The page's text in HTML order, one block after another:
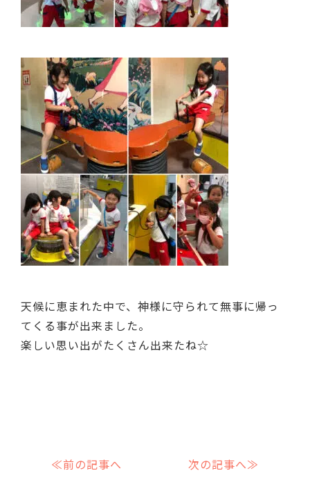
天候に恵まれた中で、神様に守られて無事に帰っ
てくる事が出来ました。
楽しい思い出がたくさん出来たね☆
≪前の記事へ 次の記事へ≫